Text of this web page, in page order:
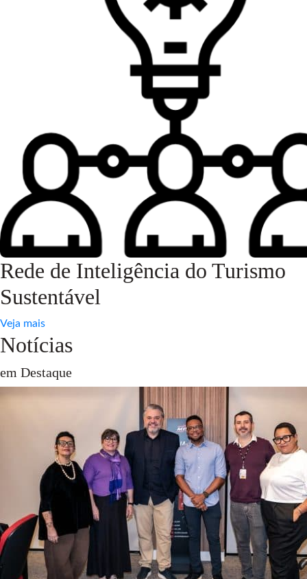
Rede de Inteligência do Turismo
Sustentável
Veja mais
Notícias
em Destaque